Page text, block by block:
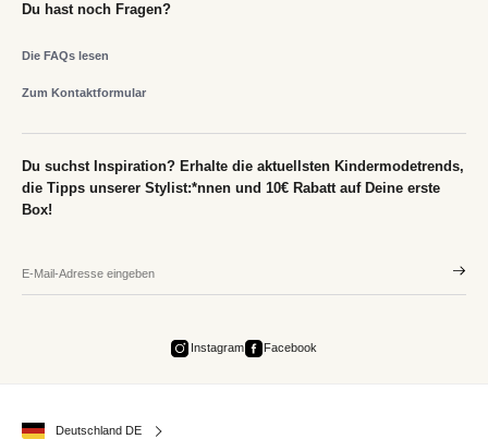
Du hast noch Fragen?
Die FAQs lesen
Zum Kontaktformular
Du suchst Inspiration? Erhalte die aktuellsten Kindermodetrends,
die Tipps unserer Stylist:*nnen und 10€ Rabatt auf Deine erste
Box!
Instagram Facebook
Deutschland DE